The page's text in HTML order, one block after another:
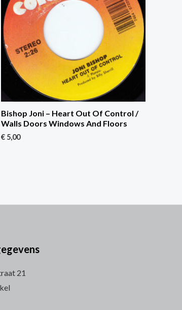
Bishop Joni – Heart Out Of Control /
Walls Doors Windows And Floors
€ 5,00
21